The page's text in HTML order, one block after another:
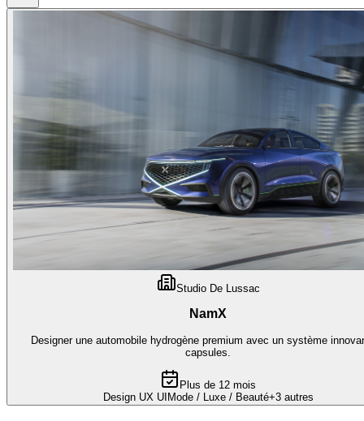
Studio De Lussac
NamX
Designer une automobile hydrogène premium avec un système
capsules.
Plus de 12 mois
Design UX UI Mode / Luxe / Beauté+3 autres